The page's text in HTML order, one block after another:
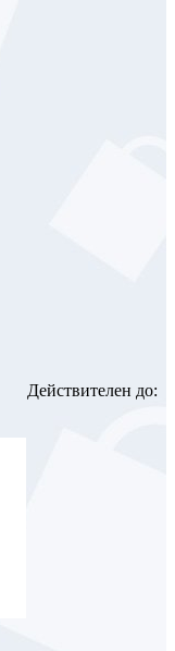
Действителен до: